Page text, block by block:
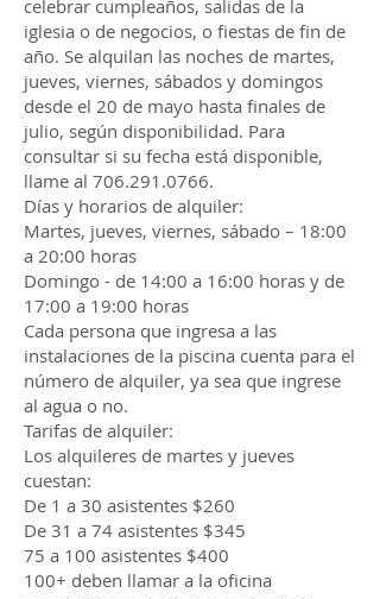
celebrar cumpleaños, salidas de la
iglesia o de negocios, o fiestas de fin de
año. Se alquilan las noches de martes,
jueves, viernes, sábados y domingos
desde el 20 de mayo hasta finales de
julio, según disponibilidad. Para
consultar si su fecha está disponible,
llame al 706.291.0766.
Días y horarios de alquiler:
Martes, jueves, viernes, sábado – 18:00
a 20:00 horas
Domingo - de 14:00 a 16:00 horas y de
17:00 a 19:00 horas
Cada persona que ingresa a las
instalaciones de la piscina cuenta para el
número de alquiler, ya sea que ingrese
al agua o no.
Tarifas de alquiler:
Los alquileres de martes y jueves
cuestan:
De 1 a 30 asistentes $260
De 31 a 74 asistentes $345
75 a 100 asistentes $400
100+ deben llamar a la oficina